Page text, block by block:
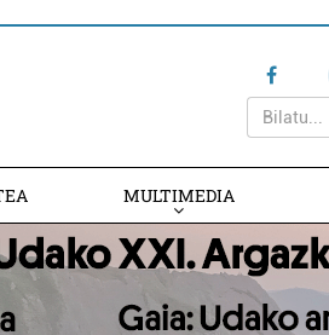
MULTIMEDIA